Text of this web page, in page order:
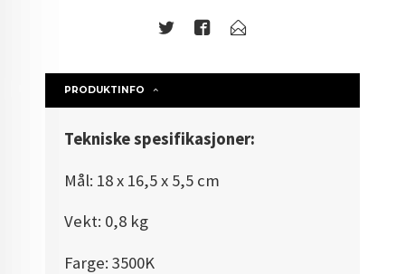
PRODUKTINFO
Tekniske spesifikasjoner:
Mål: 18 x 16,5 x 5,5 cm
Vekt: 0,8 kg
Farge: 3500K